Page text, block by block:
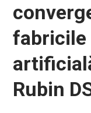
fabricile
Rubin